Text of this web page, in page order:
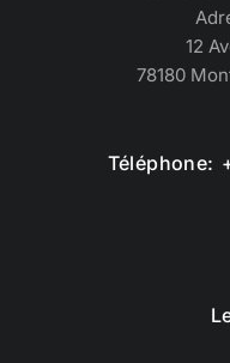
12
78180
Téléphone: